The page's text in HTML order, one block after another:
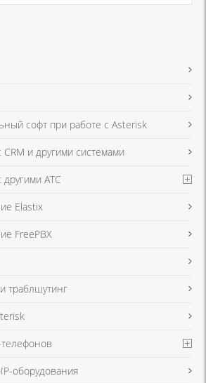
обработку моих персональных данных для связи
в отношении обработки персональных
обработку моих персональных данных для связи
в отношении обработки персональных
софт при работе с Asterisk
CRM и другими системами
другими АТС
Elastix
FreePBX
траблшутинг
телефонов
оборудования